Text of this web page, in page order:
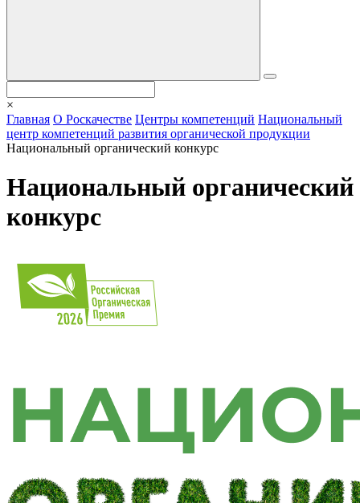
×
Главная О Роскачестве Центры компетенций Национальный
центр компетенций развития органической продукции
Национальный органический конкурс
Национальный органический
конкурс